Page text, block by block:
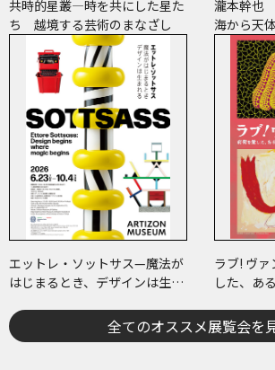
共時的星叢―時を共にした星た
ち 越境する芸術のまなざし
瀧本幹也
海から天
エットレ・ソットサス—魔法が
はじまるとき、デザインは生ま
ラブ! ヴ
した、あ
全てのオススメ展覧会を